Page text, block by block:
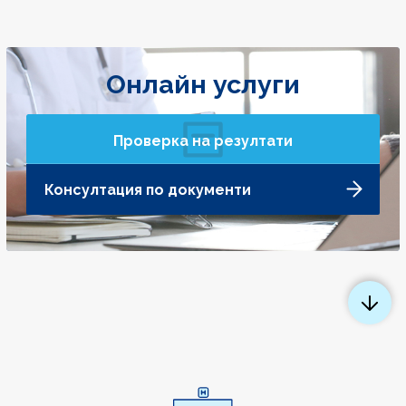
Онлайн услуги
Проверка на резултати
Консултация по документи